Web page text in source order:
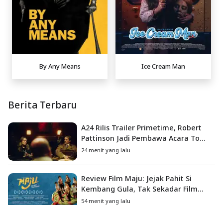
By Any Means Ice Cream Man
Berita Terbaru
A24 Rilis Trailer Primetime, Robert
Pattinson Jadi Pembawa Acara To
Catch a Predator
24 menit yang lalu
Review Film Maju: Jejak Pahit Si
Kembang Gula, Tak Sekadar Film
Petualangan Anak
54 menit yang lalu